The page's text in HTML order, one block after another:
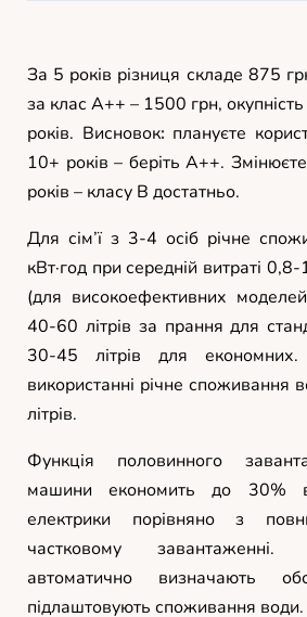
За 5 років різниця складе 875
за клас A++ – 1500 грн,
років. Висновок:плануєте
10+ років – беріть A++.
років – класу B достатньо.
Для сім’ї з 3-4 осіб річне
кВт·год при середній витраті
(для високоефективних
40-60 літрів за прання для
30-45 літрів для
використанні річне
літрів.
Функція половинного
машини економить до 30%
електрики порівняно з
частковому
автоматично визначають
підлаштовують споживання води.